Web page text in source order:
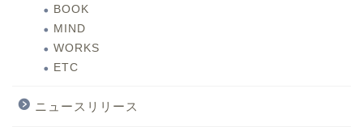
BOOK
MIND
WORKS
ETC
ニュースリリース